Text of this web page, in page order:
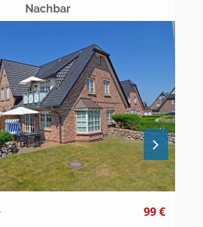
Nachbar
124 €